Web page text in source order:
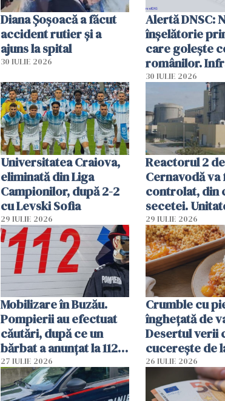
Diana Șoșoacă a făcut
accident rutier și a
ajuns la spital
30 IULIE 2026
Alertă DNSC:
înșelătorie
care golește
românilor.
folosesc
Ghișeul.ro și
Române
30 IULIE 2026
Universitatea Craiova,
eliminată din Liga
Campionilor, după 2-2
cu Levski Sofia
29 IULIE 2026
Reactorul 2
Cernavodă
controlat, din
secetei.
deja oprită
29 IULIE 2026
Mobilizare în Buzău.
Pompierii au efectuat
căutări, după ce un
bărbat a anunțat la 112
că a văzut un obiect
luminos
27 IULIE 2026
Crumble cu
înghețată de
Desertul verii
cucerește de
lingură
26 IULIE 2026